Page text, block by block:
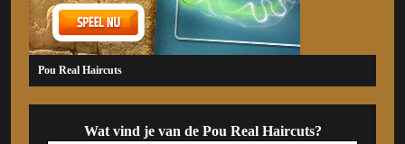
Pou Real Haircuts
Wat vind je van de Pou Real Haircuts?